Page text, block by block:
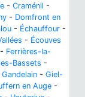
- Craménil -
- Domfront en
- Échauffour -
- Écouves
- Ferrières-la-
Bassets -
Gandelain - Giel-
en Auge -